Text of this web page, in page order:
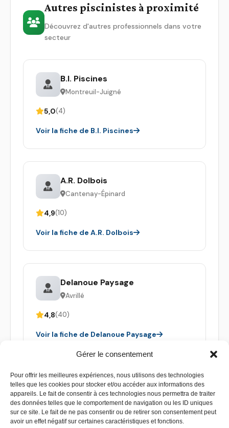
Gérer le consentement
Pour offrir les meilleures expériences, nous utilisons des technologies
telles que les cookies pour stocker et/ou accéder aux informations des
appareils. Le fait de consentir à ces technologies nous permettra de traiter
des données telles que le comportement de navigation ou les ID uniques
sur ce site. Le fait de ne pas consentir ou de retirer son consentement peut
avoir un effet négatif sur certaines caractéristiques et fonctions.
Autres piscinistes à proximité
Découvrez d'autres professionnels dans votre
secteur
B.l. Piscines
Montreuil-Juigné
5,0(4)
Voir la fiche de B.l. Piscines
A.R. Dolbois
Cantenay-Épinard
4,9(10)
Voir la fiche de A.R. Dolbois
Delanoue Paysage
Avrillé
4,8(40)
Voir la fiche de Delanoue Paysage